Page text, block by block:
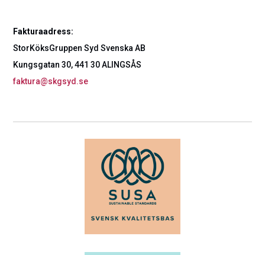
Fakturaadress:
StorKöksGruppen Syd Svenska AB
Kungsgatan 30, 441 30 ALINGSÅS
faktura@skgsyd.se